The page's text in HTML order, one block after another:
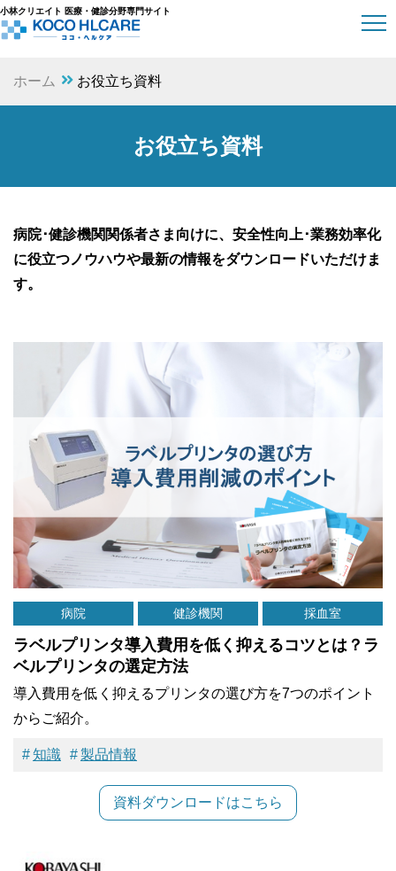
小林クリエイト 医療・健診分野専門サイト
ホーム お役立ち資料
お役立ち資料
病院･健診機関関係者さま向けに、 安全性向上･業務効率化
に役立つノウハウや最新の情報をダウンロードいただけま
す。
病院 健診機関 採血室
ラベルプリンタ導入費用を低く抑えるコツとは？ラ
ベルプリンタの選定方法
導入費用を低く抑えるプリンタの選び方を7つのポイント
からご紹介。
知識 製品情報
資料ダウンロードはこちら